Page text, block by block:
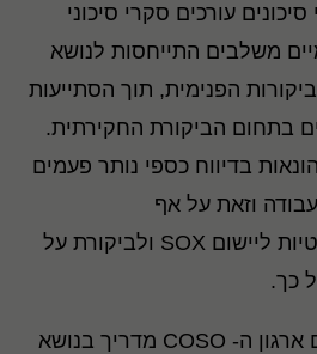
עורכים סקרי סיכוני
משלבים התייחסות לנושא
הפנימית, תוך הסתייעות
בתחום הביקורת החקירתית.
בדיווח כספי נותר פעמים
וזאת על אף
שהמתודולוגיות הרלוונטיות ליישום SOX ולביקורת על
כך.
בספטמבר 2016 פרסם ארגון ה- COSO מדריך בנושא